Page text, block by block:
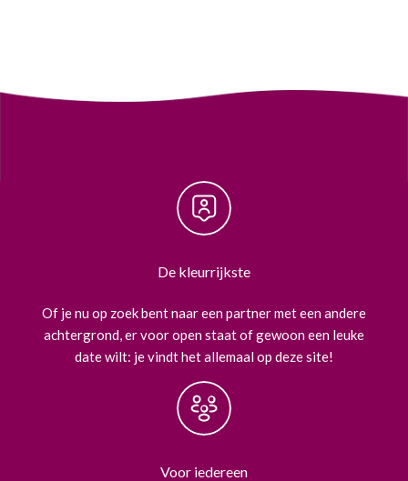
De kleurrijkste
Of je nu op zoek bent naar een partner met een andere
achtergrond, er voor open staat of gewoon een leuke
date wilt: je vindt het allemaal op deze site!
Voor iedereen